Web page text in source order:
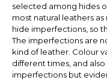
selected among hides
most natural leathers
hide imperfections, so
The imperfections are
kind of leather. Colour
different times, and
imperfections but